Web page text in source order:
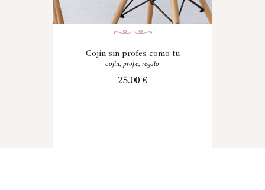
Cojín sin profes como tu
cojin,profe, regalo
25.00 €